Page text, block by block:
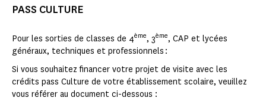
PASS CULTURE
Pour les sorties de classes de 4ème, 3ème, CAP et lycées
généraux, techniques et professionnels :
Si vous souhaitez financer votre projet de visite avec les
crédits pass Culture de votre établissement scolaire, veuillez
vous référer au document ci-dessous :